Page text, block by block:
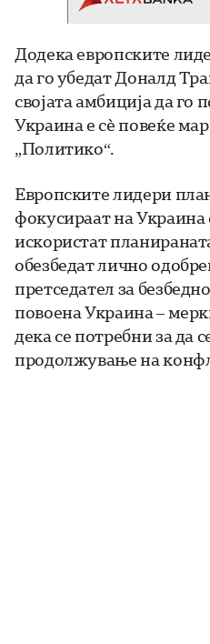
Додека европските
да го убедат Доналд
својата амбиција да го
Украина е сè повеќе
„Политико“.
Европските лидери
фокусираат на Украина
искористат
обезбедат лично
претседател за
повоена Украина –
дека се потребни за да
продолжување на